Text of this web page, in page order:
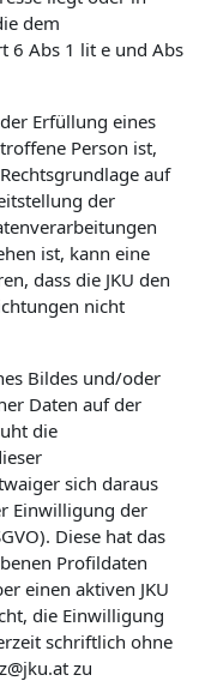
dem
6 Abs 1 lit e und Abs
Erfüllung eines
Person ist,
auf
der
ist, kann eine
dass die JKU den
nicht
Bildes und/oder
Daten auf der
die
sich daraus
Einwilligung der
Diese hat das
Profildaten
einen aktiven JKU
die Einwilligung
schriftlich ohne
zu